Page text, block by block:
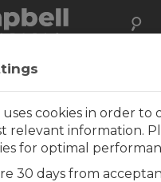
de
flux de
de CO2 et CH4
de flux
uses cookies in order to
relevant information.
for optimal
30 days from